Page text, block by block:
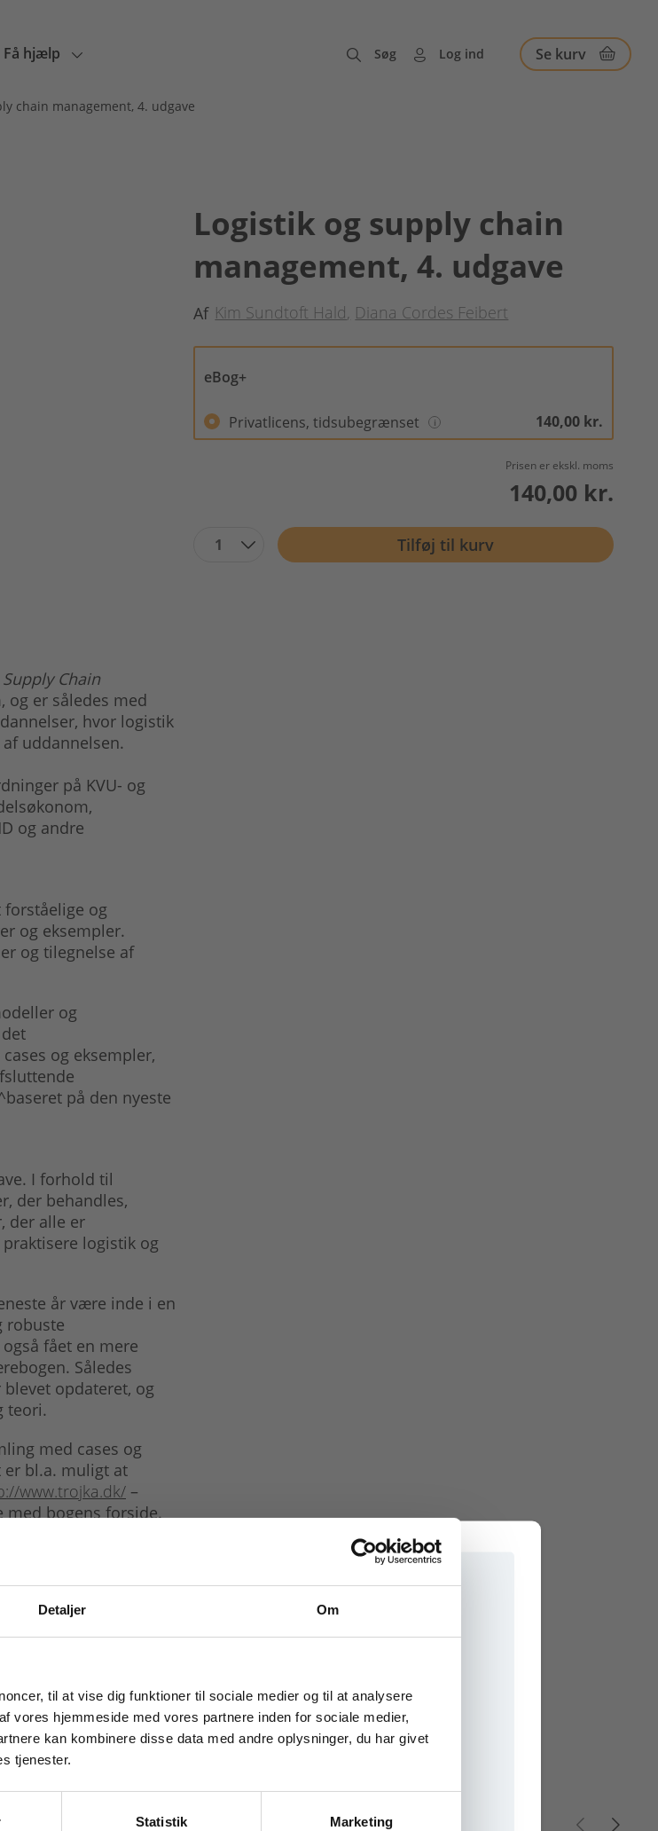
Detaljer Om
til at vise dig funktioner til sociale medier og til at analysere
vores hjemmeside med vores partnere inden for sociale medier,
kan kombinere disse data med andre oplysninger, du har givet
tjenester.
Statistik Marketing
Få hjælp Søg Log ind Se kurv
chain management, 4. udgave
Logistik og supply chain
management, 4. udgave
Af Kim Sundtoft Hald Diana Cordes Feibert
eBog+
Privatlicens, tidsubegrænset 140,00 kr.
Prisen er ekskl. moms
140,00 kr.
1 Tilføj til kurv
Chain
og er således med
hvor logistik
uddannelsen.
på KVU- og
og andre
og
og eksempler.
og tilegnelse af
og
og eksempler,
på den nyeste
I forhold til
der behandles,
der alle er
logistik og
år være inde i en
robuste
fået en mere
Således
opdateret, og
teori.
med cases og
er bl.a. muligt at
www.trojka.dk/ –
med bogens forside.
og
får
Tilgå dine onlinematerialer